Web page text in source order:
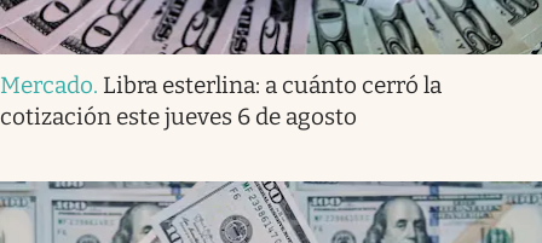
Mercado. Libra esterlina: a cuánto cerró la
cotización este jueves 6 de agosto